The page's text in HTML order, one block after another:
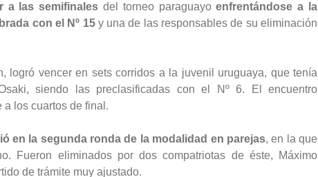
a las semifinales del torneo paraguayoenfrentándose a la
con el Nº 15y una de las responsables de su eliminación
logró vencer en sets corridos a la juvenil uruguaya, que tenía
siendo las preclasificadas con el Nº 6. El encuentro
los cuartos de final.
en la segunda ronda de la modalidad en parejas, en la que
Fueron eliminados por dos compatriotas de éste, Máximo
de trámite muy ajustado.